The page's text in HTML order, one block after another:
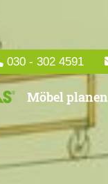
030 - 302 4591
Möbel planen